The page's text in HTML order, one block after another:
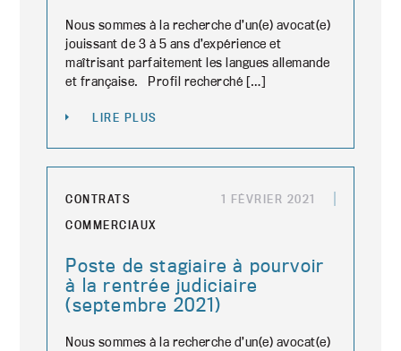
Nous sommes à la recherche d’un(e) avocat(e)
jouissant de 3 à 5 ans d’expérience et
maîtrisant parfaitement les langues allemande
et française. Profil recherché […]
LIRE PLUS
CONTRATS
COMMERCIAUX
1 FÉVRIER 2021
Poste de stagiaire à pourvoir
à la rentrée judiciaire
(septembre 2021)
Nous sommes à la recherche d’un(e) avocat(e)